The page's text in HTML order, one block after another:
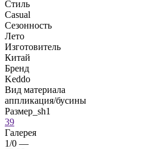
Стиль
Casual
Сезонность
Лето
Изготовитель
Китай
Бренд
Keddo
Вид материала
аппликация/бусины
Размер_sh1
39
Галерея
1/0 —